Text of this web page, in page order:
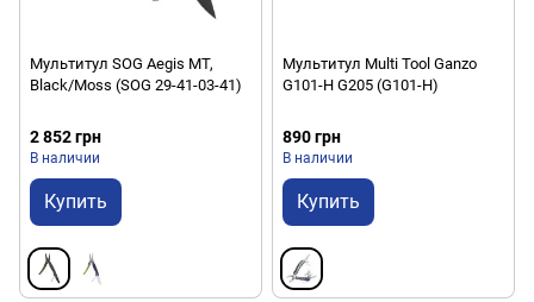
Мультитул SOG Aegis MT,
Black/Moss (SOG 29-41-03-41)
2 852 грн
В наличии
Купить
Мультитул Multi Tool Ganzo
G101-H G205 (G101-H)
890 грн
В наличии
Купить